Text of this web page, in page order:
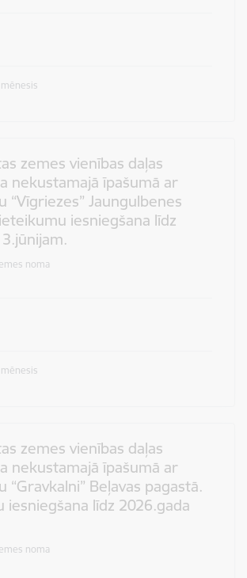
zemes vienības daļas
nekustamajā īpašumā ar
“Vīgriezes” Jaungulbenes
iesniegšana līdz
noma
zemes vienības daļas
nekustamajā īpašumā ar
“Gravkalni” Beļavas pagastā.
iesniegšana līdz 2026.gada
noma